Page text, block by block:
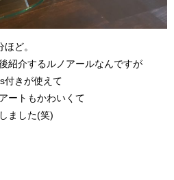
ど。
紹介するルノアールなんですが
付きが使えて
ートもかわいくて
ました(笑)